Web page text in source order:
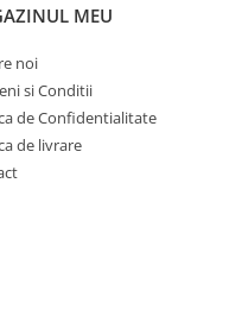
MEU
noi
si Conditii
de Confidentialitate
de livrare